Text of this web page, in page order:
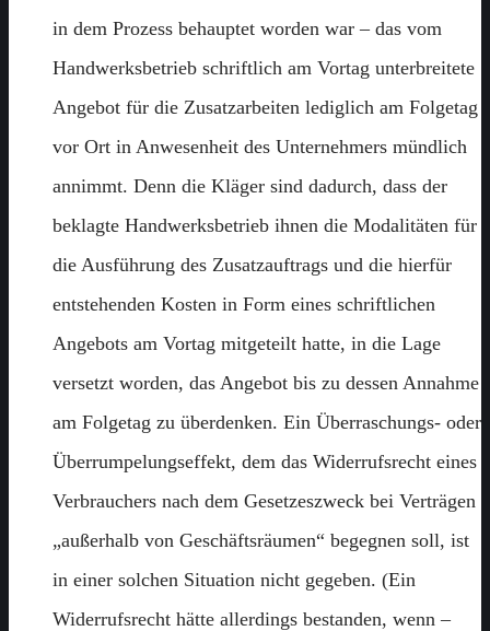
in dem Prozess behauptet worden war – das vom
Handwerksbetrieb schriftlich am Vortag unterbreitete
Angebot für die Zusatzarbeiten lediglich am Folgetag
vor Ort in Anwesenheit des Unternehmers mündlich
annimmt. Denn die Kläger sind dadurch, dass der
beklagte Handwerksbetrieb ihnen die Modalitäten für
die Ausführung des Zusatzauftrags und die hierfür
entstehenden Kosten in Form eines schriftlichen
Angebots am Vortag mitgeteilt hatte, in die Lage
versetzt worden, das Angebot bis zu dessen Annahme
am Folgetag zu überdenken. Ein Überraschungs- oder
Überrumpelungseffekt, dem das Widerrufsrecht eines
Verbrauchers nach dem Gesetzeszweck bei Verträgen
„außerhalb von Geschäftsräumen“ begegnen soll, ist
in einer solchen Situation nicht gegeben. (Ein
Widerrufsrecht hätte allerdings bestanden, wenn –